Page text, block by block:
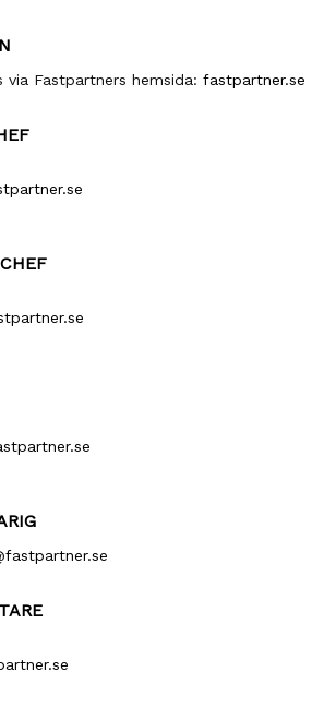
via Fastpartners hemsida: fastpartner.se